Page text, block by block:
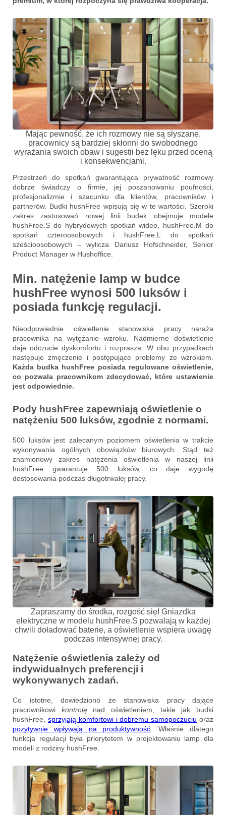
Mając pewność, że ich rozmowy nie są słyszane,
pracownicy są bardziej skłonni do swobodnego
wyrażania swoich obaw i sugestii bez lęku przed oceną
i konsekwencjami.
Przestrzeń do spotkań gwarantująca prywatność rozmowy
dobrze świadczy o firmie, jej poszanowaniu poufności,
profesjonalizmie i szacunku dla klientów, pracowników i
partnerów. Budki hushFree wpisują się w te wartości. Szeroki
zakres zastosowań nowej linii budek obejmuje modele
hushFree.S do hybrydowych spotkań wideo, hushFree.M do
spotkań czteroosobowych i hushFree.L do spotkań
sześcioosobowych – wylicza Dariusz Hofschneider, Senior
Product Manager w Hushoffice.
Min. natężenie lamp w budce
hushFree wynosi 500 luksów i
posiada funkcję regulacji.
Nieodpowiednie oświetlenie stanowiska pracy naraża
pracownika na wytężanie wzroku. Nadmierne doświetlenie
daje odczucie dyskomfortu i rozprasza. W obu przypadkach
następuje zmęczenie i postępujące problemy ze wzrokiem.
Każda budka hushFree posiada regulowane oświetlenie,
co pozwala pracownikom zdecydować, które ustawienie
jest odpowiednie.
Pody hushFree zapewniają oświetlenie o
natężeniu 500 luksów, zgodnie z normami.
500 luksów jest zalecanym poziomem oświetlenia w trakcie
wykonywania ogólnych obowiązków biurowych. Stąd też
znamionowy zakres natężenia oświetlenia w naszej linii
hushFree gwarantuje 500 luksów, co daje wygodę
dostosowania podczas długotrwałej pracy.
Zapraszamy do środka, rozgość się! Gniazdka
elektryczne w modelu hushFree.S pozwalają w każdej
chwili doładować baterie, a oświetlenie wspiera uwagę
podczas intensywnej pracy.
Natężenie oświetlenia zależy od
indywidualnych preferencji i
wykonywanych zadań.
Co istotne, dowiedziono że stanowiska pracy dające
pracownikowi kontrolęnad oświetleniem, takie jak budki
hushFree, sprzyjają komfortowi i dobremu samopoczuciu oraz
pozytywnie wpływają na produktywność . Właśnie dlatego
funkcja regulacji była priorytetem w projektowaniu lamp dla
modeli z rodziny hushFree.